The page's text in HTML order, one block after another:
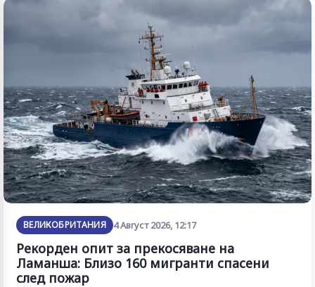
ВЕЛИКОБРИТАНИЯ 4 Август 2026, 12:17
Рекорден опит за прекосяване на
Ламанша: Близо 160 мигранти спасени
след пожар